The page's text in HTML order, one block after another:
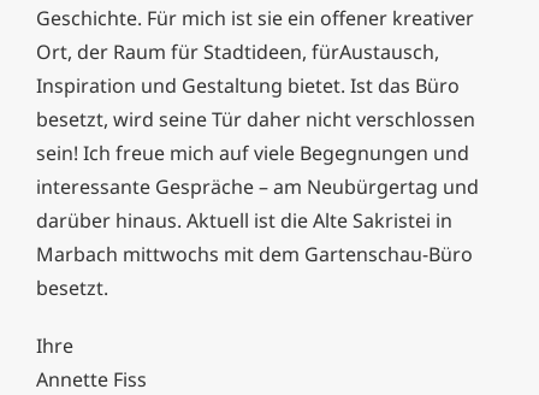
Geschichte. Für mich ist sie ein offener kreativer
Ort, der Raum für Stadtideen, fürAustausch,
Inspiration und Gestaltung bietet. Ist das Büro
besetzt, wird seine Tür daher nicht verschlossen
sein! Ich freue mich aufviele Begegnungen und
interessante Gespräche – am Neubürgertag und
darüber hinaus. Aktuell ist die Alte Sakristei in
Marbach mittwochs mit dem Gartenschau-Büro
besetzt.
Ihre
Annette Fiss